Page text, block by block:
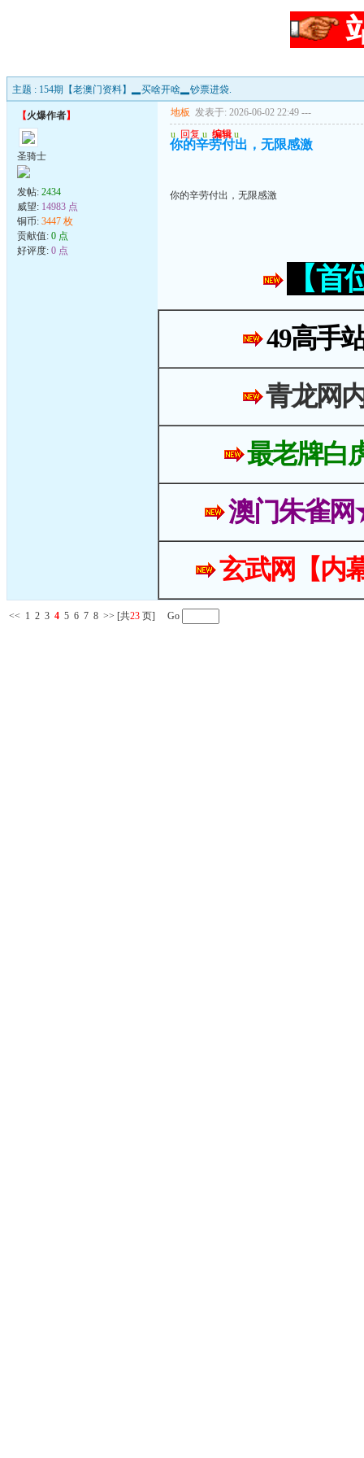
主题 : 154期【老澳门资料】▂买啥开啥▂钞票进袋.
【火爆作者】
圣骑士
发帖: 2434
威望: 14983 点
铜币: 3447 枚
贡献值: 0 点
好评度: 0 点
地板 发表于: 2026-06-02 22:49 ---
u 回复 u 编辑 u
你的辛劳付出，无限感激
你的辛劳付出，无限感激
【
49高手
青龙网
最老牌白
澳门朱雀
玄武网【内
<< 1 2 3 4 5 6 7 8 >> [共23 页] Go